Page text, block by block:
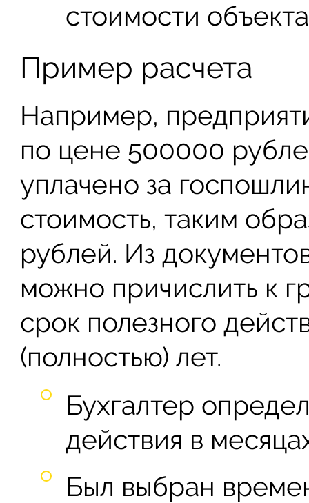
стоимости
Пример расчета
Например,
по цене 500000
уплачено за
стоимость, таким
рублей. Из
можно причислить к
срок полезного
(полностью) лет.
Бухгалтер
действия в
Был выбран